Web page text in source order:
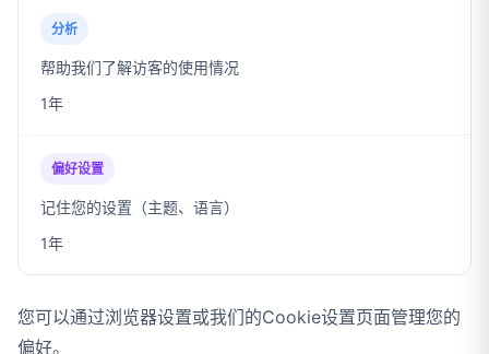
分析
帮助我们了解访客的使用情况
1年
偏好设置
记住您的设置（主题、语言）
1年
您可以通过浏览器设置或我们的Cookie设置页面管理您的
偏好。